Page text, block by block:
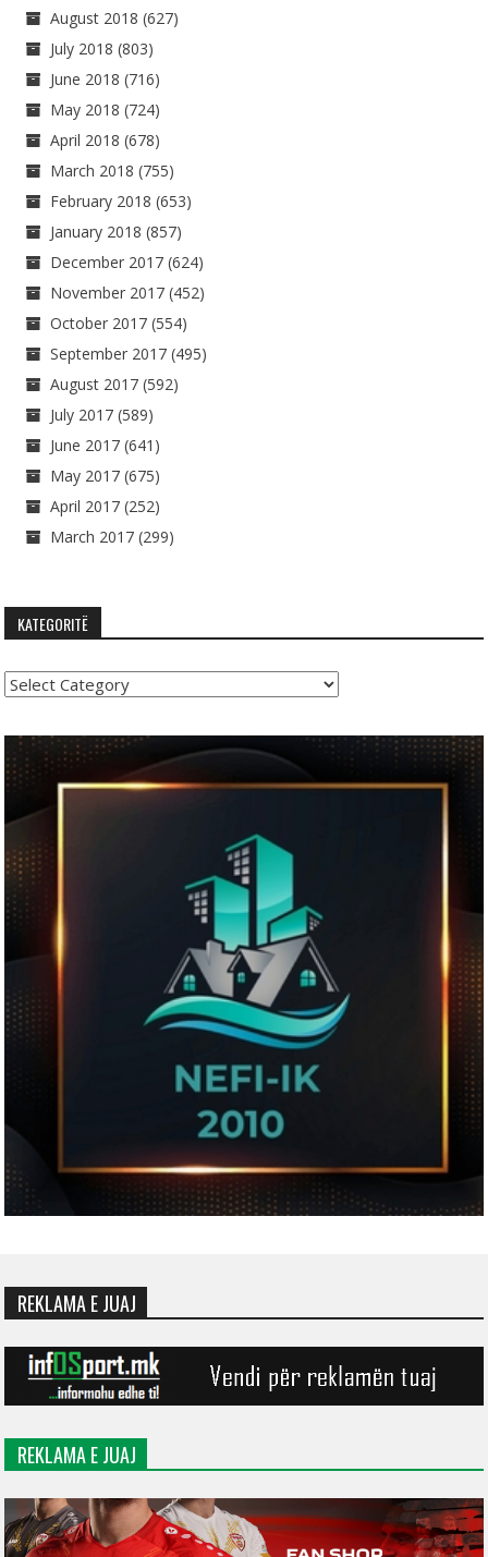
August 2018 (627)
July 2018 (803)
June 2018 (716)
May 2018 (724)
April 2018 (678)
March 2018 (755)
February 2018 (653)
January 2018 (857)
December 2017 (624)
November 2017 (452)
October 2017 (554)
September 2017 (495)
August 2017 (592)
July 2017 (589)
June 2017 (641)
May 2017 (675)
April 2017 (252)
March 2017 (299)
KATEGORITË
Kategoritë
REKLAMA E JUAJ
REKLAMA E JUAJ